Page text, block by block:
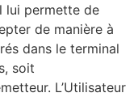
lui permette de
de manière à
dans le terminal
soit
L’Utilisateur